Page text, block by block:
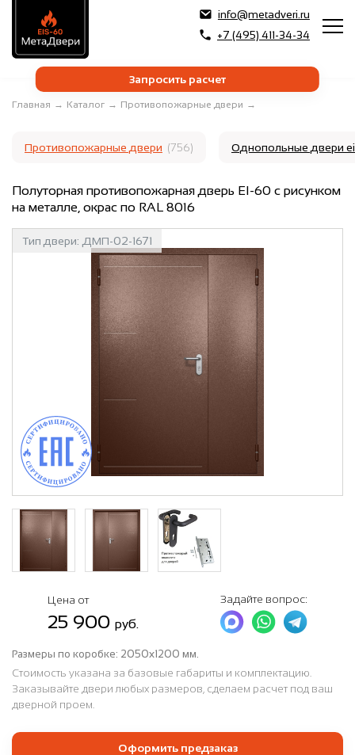
info@metadveri.ru
+7 (495) 411-34-34
Запросить расчет
Главная → Каталог → Противопожарные двери →
Противопожарные двери (756) Однопольные двери
Полуторная противопожарная дверь EI-60 с рисунком
на металле, окрас по RAL 8016
Тип двери: ДМП-02-1671
Цена от
25 900руб.
Задайте вопрос:
Размеры по коробке: 2050х1200 мм.
Стоимость указана за базовые габариты и комплектацию.
Заказывайте двери любых размеров, сделаем расчет под ваш
дверной проем.
Оформить предзаказ